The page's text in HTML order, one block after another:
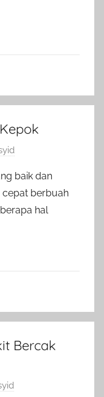
baik dan
berbuah
hal
Bercak